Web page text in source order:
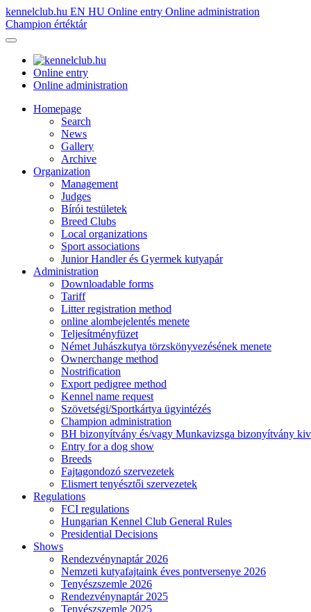
kennelclub.hu EN HU Online entry Online administration
Champion értéktár
Online entry
Online administration
Homepage
Search
News
Gallery
Archive
Organization
Management
Judges
Bírói testületek
Breed Clubs
Local organizations
Sport associations
Junior Handler és Gyermek kutyapár
Administration
Downloadable forms
Tariff
Litter registration method
online alombejelentés menete
Teljesítményfüzet
Német Juhászkutya törzskönyvezésének menete
Ownerchange method
Nostrification
Export pedigree method
Kennel name request
Szövetségi/Sportkártya ügyintézés
Champion administration
BH bizonyítvány és/vagy Munkavizsga bizonyítvány
Entry for a dog show
Breeds
Fajtagondozó szervezetek
Elismert tenyésztői szervezetek
Regulations
FCI regulations
Hungarian Kennel Club General Rules
Presidential Decisions
Shows
Rendezvénynaptár 2026
Nemzeti kutyafajtaink éves pontversenye 2026
Tenyészszemle 2026
Rendezvénynaptár 2025
Tenyészszemle 2025